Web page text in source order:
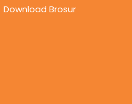
Download Brosur